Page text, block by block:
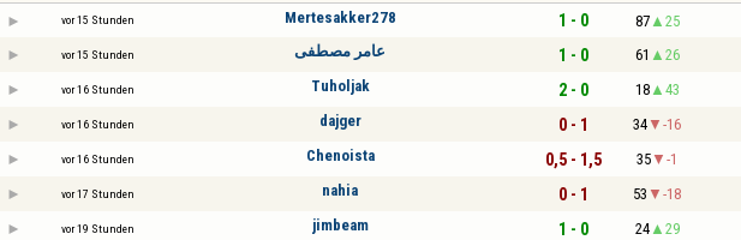
vor 15 Stunden Mertesakker278 1 - 0 87 25
vor 15 Stunden عامر مصطفى 1 - 0 61 26
vor 16 Stunden Tuholjak 2 - 0 18 43
vor 16 Stunden dajger 0 - 1 34 -16
vor 16 Stunden Chenoista 0,5 - 1,5 35 -1
vor 17 Stunden nahia 0 - 1 53 -18
vor 19 Stunden jimbeam 1 - 0 24 29